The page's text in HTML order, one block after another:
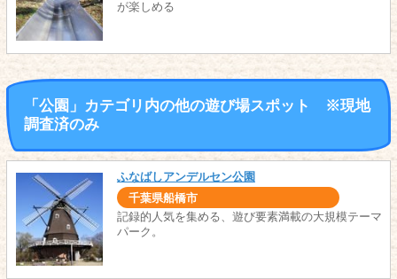
が楽しめる
「公園」カテゴリ内の他の遊び場スポット ※現地
調査済のみ
ふなばしアンデルセン公園
千葉県船橋市
記録的人気を集める、遊び要素満載の大規模テーマ
パーク。